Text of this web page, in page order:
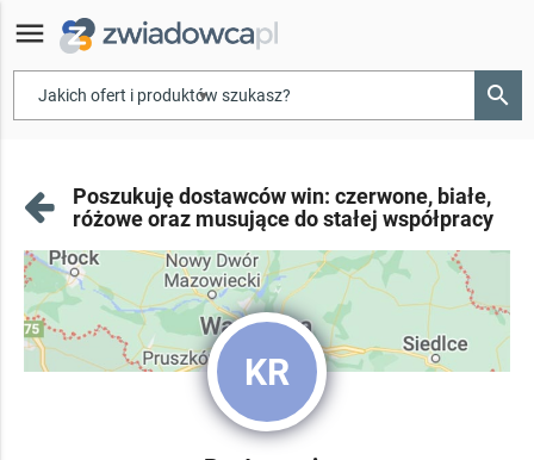
menu
▾ search
Poszukuję dostawców win: czerwone, białe,
różowe oraz musujące do stałej współpracy
KR